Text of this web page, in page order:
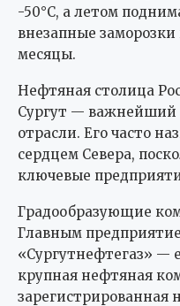
-50°C, а летом
внезапные
месяцы.
Нефтяная столица
Сургут — важнейший
отрасли. Его часто
сердцем Севера,
ключевые
Градообразующие
Главным
«Сургутнефтегаз» —
крупная нефтяная
зарегистрированная